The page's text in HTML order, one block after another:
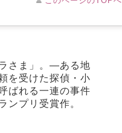
さま」。―ある地
を受けた探偵・小
ばれる一連の事件
ンプリ受賞作。